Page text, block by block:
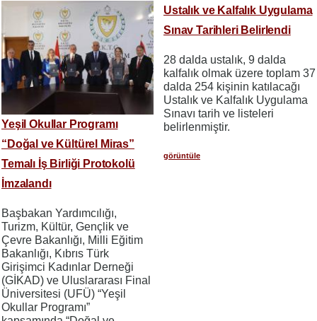
Yeşil Okullar Programı
“Doğal ve Kültürel Miras”
Temalı İş Birliği Protokolü
İmzalandı
Başbakan Yardımcılığı,
Turizm, Kültür, Gençlik ve
Çevre Bakanlığı, Milli Eğitim
Bakanlığı, Kıbrıs Türk
Girişimci Kadınlar Derneği
(GİKAD) ve Uluslararası Final
Üniversitesi (UFÜ) “Yeşil
Okullar Programı”
Ustalık ve Kalfalık Uygulama
Sınav Tarihleri Belirlendi
28 dalda ustalık, 9 dalda
kalfalık olmak üzere toplam 37
dalda 254 kişinin katılacağı
Ustalık ve Kalfalık Uygulama
Sınavı tarih ve listeleri
belirlenmiştir.
görüntüle